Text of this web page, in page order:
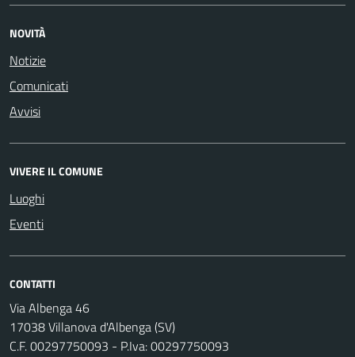
NOVITÀ
Notizie
Comunicati
Avvisi
VIVERE IL COMUNE
Luoghi
Eventi
CONTATTI
Via Albenga 46
17038 Villanova d'Albenga (SV)
C.F. 00297750093 - P.Iva: 00297750093